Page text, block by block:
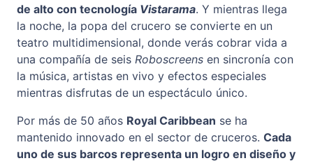
de alto con tecnología Vistarama. Y mientras llega
la noche, la popa del crucero se convierte en un
teatro multidimensional, donde verás cobrar vida a
una compañía de seis Roboscreens en sincronía con
la música, artistas en vivo y efectos especiales
mientras disfrutas de un espectáculo único.
Por más de 50 años Royal Caribbean se ha
mantenido innovado en el sector de cruceros. Cada
uno de sus barcos representa un logro en diseño y